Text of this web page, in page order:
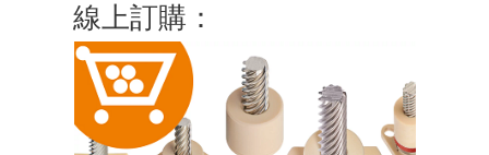
線上訂購：